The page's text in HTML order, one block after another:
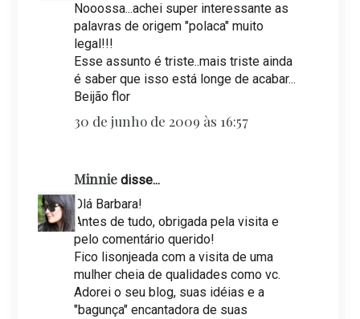
Nooossa...achei super interessante as
palavras de origem "polaca" muito
legal!!!
Esse assunto é triste..mais triste ainda
é saber que isso está longe de acabar...
Beijão flor
30 de junho de 2009 às 16:57
Minniedisse...
Olá Barbara!
Antes de tudo, obrigada pela visita e
pelo comentário querido!
Fico lisonjeada com a visita de uma
mulher cheia de qualidades como vc.
Adorei o seu blog, suas idéias e a
"bagunça" encantadora de suas